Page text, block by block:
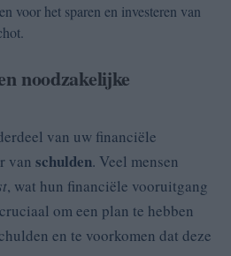
voor het sparen en investeren van
noodzakelijke
van uw financiële
van schulden. Veel mensen
, wat hun financiële vooruitgang
om een plan te hebben
en te voorkomen dat deze